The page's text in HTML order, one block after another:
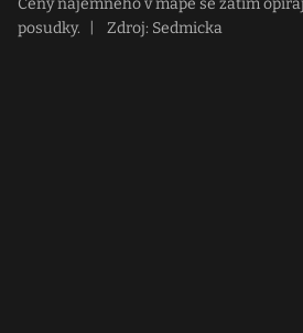
Ceny nájemného v mapě se zatím
posudky.
Zdroj: Sedmicka